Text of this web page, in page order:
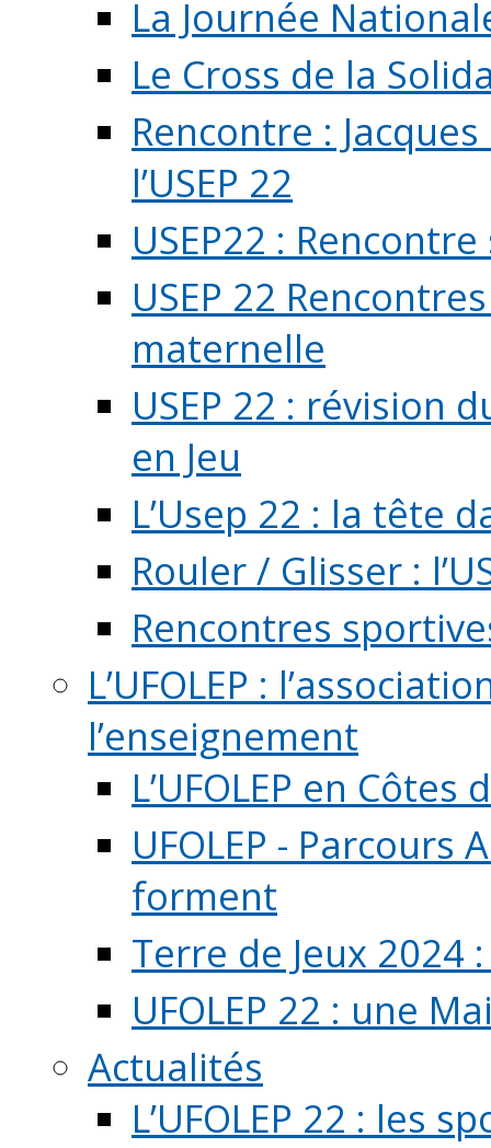
La Journée
Le Cross de la
Rencontre :
l’USEP 22
USEP22 :
USEP 22
maternelle
USEP 22 : révision
en Jeu
L’Usep 22 : la tête
Rouler / Glisser :
Rencontres
L’UFOLEP :
l’enseignement
L’UFOLEP en Côtes
UFOLEP -
forment
Terre de Jeux 2024
UFOLEP 22 : une
Actualités
L’UFOLEP 22 : les